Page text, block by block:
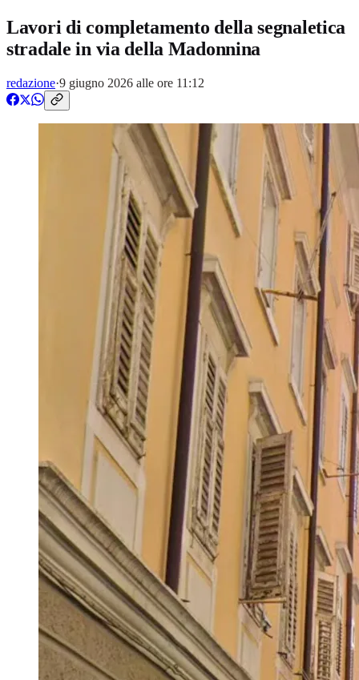
Lavori di completamento della segnaletica
stradale in via della Madonnina
redazione·9 giugno 2026 alle ore 11:12